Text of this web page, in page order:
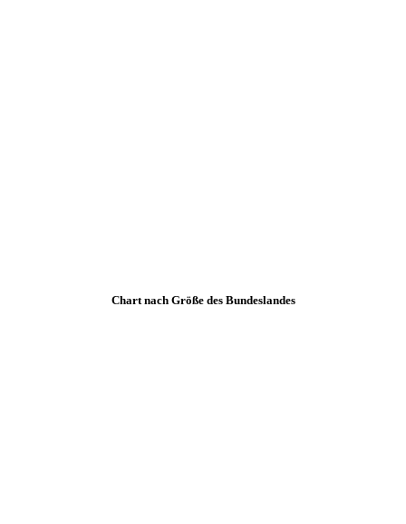
Chart nach Größe des Bundeslandes